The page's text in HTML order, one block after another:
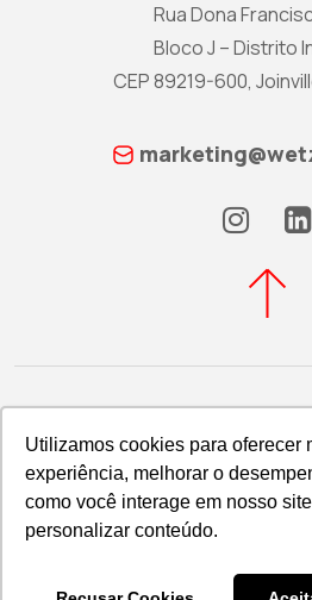
Utilizamos cookies para oferecer
experiência, melhorar o
como você interage em nosso
personalizar conteúdo.
Utilizamos cookies para oferecer
experiência, melhorar o
como você interage em nosso
personalizar conteúdo.
Rua Dona
Bloco J – Distrito
CEP 89219-600,
Política de
WETZEL S/A ©